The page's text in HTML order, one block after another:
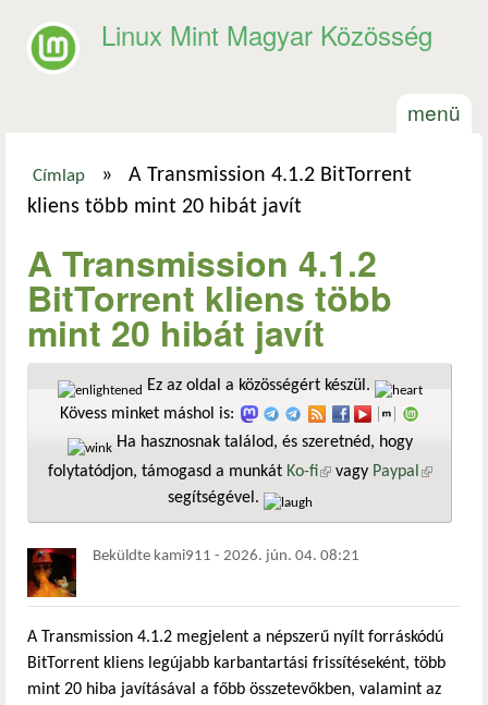
Linux Mint Magyar Közösség
menü
Jelenlegi hely
Címlap »
A Transmission 4.1.2 BitTorrent
kliens több mint 20 hibát javít
A Transmission 4.1.2
BitTorrent kliens több
mint 20 hibát javít
Ez az oldal a közösségért készül.
Kövess minket máshol is:
Ha hasznosnak találod, és szeretnéd, hogy
folytatódjon, támogasd a munkát Ko-fi(külső hivatkozás)
vagy Paypal
segítségével.
Beküldte kami911 - 2026. jún. 04. 08:21
A Transmission 4.1.2 megjelent a népszerű nyílt forráskódú
BitTorrent kliens legújabb karbantartási frissítéseként, több
mint 20 hiba javításával a főbb összetevőkben, valamint az